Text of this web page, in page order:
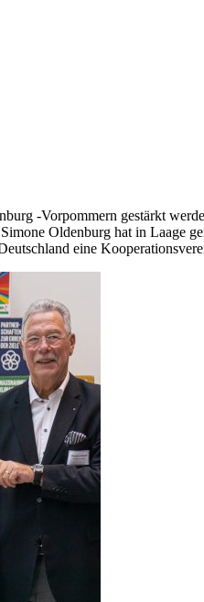
-Vorpommern gestärkt
Oldenburg hat in Laage
eine